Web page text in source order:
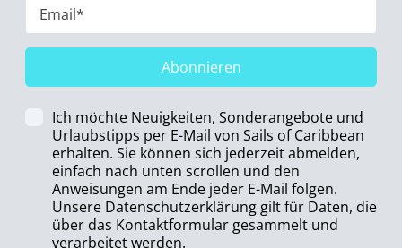
Abonnieren
Ich möchte Neuigkeiten, Sonderangebote und
Urlaubstipps per E-Mail von Sails of Caribbean
erhalten. Sie können sich jederzeit abmelden,
einfach nach unten scrollen und den
Anweisungen am Ende jeder E-Mail folgen.
Unsere Datenschutzerklärung gilt für Daten, die
über das Kontaktformular gesammelt und
verarbeitet werden.